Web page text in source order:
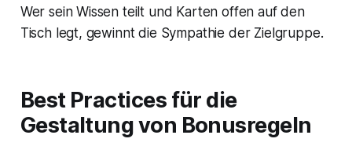
Wer sein Wissen teilt und Karten offen auf den
Tisch legt, gewinnt die Sympathie der Zielgruppe.
Best Practices für die
Gestaltung von Bonusregeln